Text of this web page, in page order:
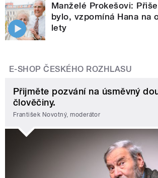
Manželé Prokešovi:
bylo, vzpomíná Hana na
lety
E-SHOP ČESKÉHO ROZHLASU
Přijměte pozvání na úsměvný
člověčiny.
František Novotný, moderátor